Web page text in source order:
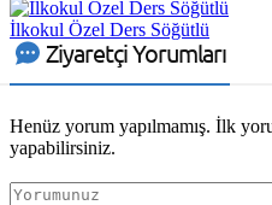
İlkokul Özel Ders Söğütlü
Ziyaretçi Yorumları
Henüz yorum yapılmamış. İlk
yapabilirsiniz.